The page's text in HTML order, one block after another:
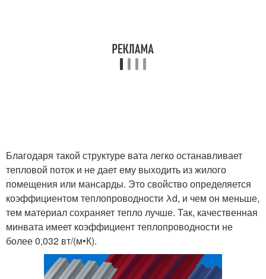
Благодаря такой структуре вата легко останавливает
тепловой поток и не дает ему выходить из жилого
помещения или мансарды. Это свойство определяется
коэффициентом теплопроводности λd, и чем он меньше,
тем материал сохраняет тепло лучше. Так, качественная
минвата имеет коэффициент теплопроводности не
более 0,032 вт/(м•К).